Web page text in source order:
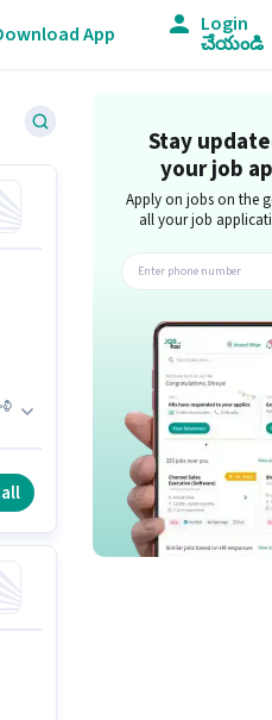
App Login
చేయండి
Stay
your job
Apply on jobs on the
all your job